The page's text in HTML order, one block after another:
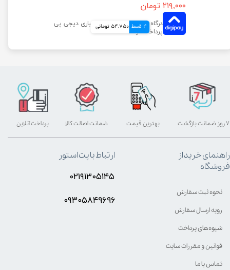
۲۱۹,۰۰۰ تومان
4 قسط 54,750 تومانی
بهترین قیمت پرداخت آنلاین ۷ روز ضمانت بازگشت ضمانت اصالت کالا
راهنمای خرید از
فروشگاه
نحوه ثبت سفارش
رویه ارسال سفارش
شیوه‌های پرداخت
قوانین و مقررات سایت
تماس با ما
ارتباط با پت استور
۰۲۱۹۱۳۰۵۱۴۵
۰۹۳۰۵8۴9696